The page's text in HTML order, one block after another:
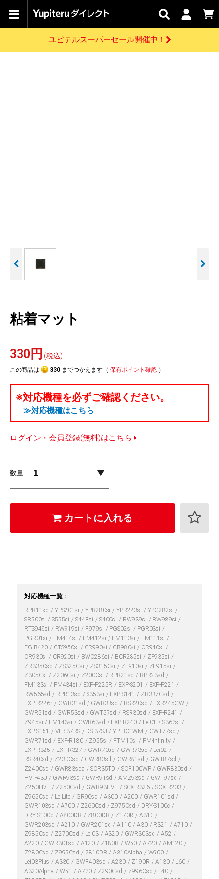
カテゴリで
キャン
ペーン
関連
サービス
お問い
合わせ
はじめての
駐車監視セット
開催中のキャンペーン
お買い物ガイド
ログインする
ユピテルスーパーセール開催中！
対応機種一覧：
RPR11sd YPS201si YPR280si YPR223si
YPG282si
SR500si
S555si S44Rsi S400si RW939si
RW989si
RTS949si
RW919si R979si PGS02si
PGR03si
PGR01si
FM414si FM412si FM113si
FM111si
EG-R420
CTS950si CR990si CR980si
CR940si
CR930si
CR920si BWC286si BCR285si
ZF935si
ZR335Csd
ZS325Csi ZS315Csi ZF910si
ZF915si
Z305Csi
Z206Csi Z200Csi RPR21sd
RPR23sd
FM133si
FM434si EXP-P225R EXP-S201
EXP-P221
RW565sd
RPR13sd S353si EXP-S141
ZR337Csd
EXP-R226r
GWR31sd GWR33sd RSR20sd
EXR245GW
GWR51sd
GWR53sd GWT57sd RSR30sd
EXP-R241
Z945si
FM143si GWR63sd EXP-R240 Lei01
S363si
EXP-S151
VE-S37RS DS-37SJ YP-BC1WM
GWT77sd
GWR71sd
EXP-R180 Z955si FTM10si
FM-Infinity
EXP-R325
EXP-R327 GWR70sd GWR73sd
Lei02
RSR40sd
Z230Csd GWR83sd GWR81sd
GWT87sd
Z240Csd
GWR83sda SCR35TD SCR100WF
GWR830sd
HVT-430
GWR93sd GWR91sd AMZ93sd
GWT97sd
Z250HVT
Z250Csd GWR93HVT SCX-R326
SCX-R203
Z965Csd
LeiLite GR90sd A300 A200
GWR101sd
GWR103sd
A700 Z260Csd Z975Csd
DRY-S100c
DRY-S100d
A800DR Z800DR Z170R
A310
GWR203sd
A210 GWR201sd A110 A30 R321
A710
Z985Csd
Z270Csd Lei03 A320 GWR303sd
A52
A220
GWR301sd A120 Z180R W50 A720
AM120
Z280Csd
Z995Csd Z810DR A310Alpha
W900
Lei03Plus
A330 GWR403sd A230 Z190R A130
L60
A320Alpha
W51 A730 Z290Csd Z996Csd
L40
粘着マット
330円 (税込)
この商品は 330 までつかえます（ 保有ポイント確認 ）
※対応機種を必ずご確認ください。
≫対応機種はこちら
ログイン・会員登録(無料)はこちら
数量
カートに入れる